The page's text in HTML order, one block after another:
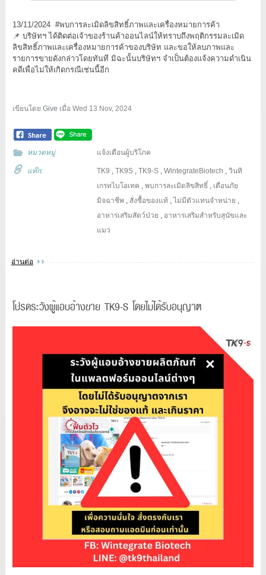
13/11/2024 #พบการละเมิดลิขสิทธิ์ภาพและเครื่องหมายการค้า
📌 บริษัทฯ ได้ติดต่อเจ้าของร้านค้าออนไลน์ให้ทราบถึงพฤติกรรมละเมิด
ลิขสิทธิ์ภาพและเครื่องหมายการค้าของบริษัท และขอให้ลบภาพและ
รายการขายดังกล่าวโดยทันที มิฉะนั้นบริษัทฯ จำเป็นต้องแจ้งความดำเนิน
คดีเพื่อไม่ให้เกิดกรณีเช่นนี้อีก
เขียนโดย Give เมื่อ Wed 13 Nov, 2024
หมวดหมู่ แจ้งเตือนผู้บริโภค
แท๊ก: TK9 ,TK9S ,TK9-S ,WintegrateBiotech ,วินทิ
เกรทไบโอเทค ,พบการละเมิดลิขสิทธิ์ , เตือนภัย
มิจฉาชีพ , สั่งซื้อของแท้ ,ไม่มีตัวแทนจำหน่าย ,
อาหารเสริมสัตว์ป่วย , อาหารเสริมสำหรับสุนัขและ
แมว
อ่านต่อ
โปรดระวังผู้แอบอ้างขาย TK9-S โดยไม่ได้รับอนุญาต